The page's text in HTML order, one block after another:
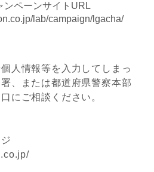
ペーンサイトURL
lab/campaign/lgacha/
人情報等を入力してしまっ
、または都道府県警察本部
にご相談ください。